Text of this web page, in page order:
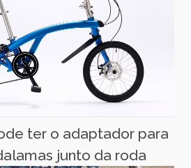
ter o adaptador para
junto da roda